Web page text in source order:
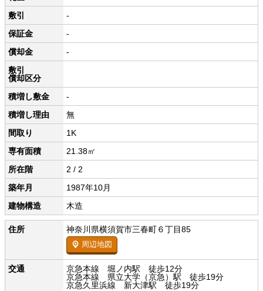
敷引
-
保証金
-
償却金
-
敷引
償却区分
積増し敷金
-
積増し理由
無
間取り
1K
専有面積
21.38㎡
所在階
2 / 2
築年月
1987年10月
建物構造
木造
住所 神奈川県横須賀市三春町６丁目85
周辺地図
交通
京急本線 堀ノ内駅 徒歩12分
京急本線 県立大学（京急）駅 徒歩19分
京急久里浜線 新大津駅 徒歩19分